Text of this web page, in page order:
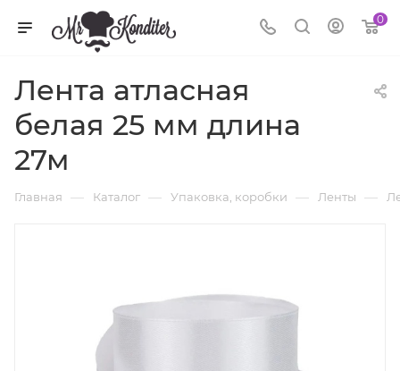
0
Лента атласная
белая 25 мм длина
27м
Главная — Каталог — Упаковка, коробки — Ленты —